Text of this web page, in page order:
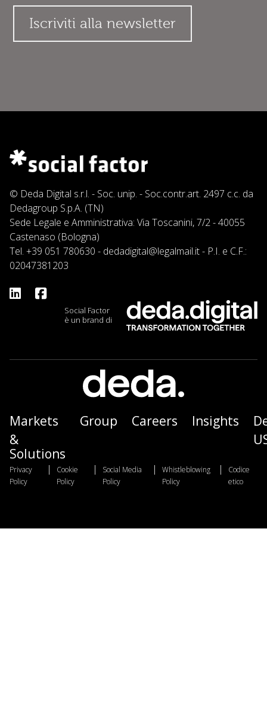
© Deda Digital s.r.l. - Soc. unip. - Soc.contr.art. 2497 c.c. da
Dedagroup S.p.A. (TN)
Sede Legale e Amministrativa: Via Toscanini, 7/2 - 40055
Castenaso (Bologna)
Tel. +39 051 780630 - dedadigital@legalmail.it- P.I. e C.F.:
02047381203
Social Factor
è un brand di
Markets
&
Solutions
Group Careers Insights
Privacy
Policy
| Cookie
Policy
| Social Media
Policy
| Whistleblowing
Policy
| Codice
etico